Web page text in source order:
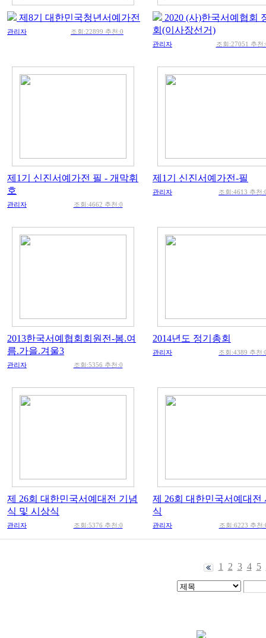
제8기 대한민국청년서예가전
관리자 조회:22899 추천:0
2020 (사)한국서예협회
회(이사장선거)
관리자 조회:27051 추천
제1기 신진서예가전 필 - 개막휘
호
관리자 조회:4662 추천:0
제1기 신진서예가전-필
관리자 조회:4613 추천
2013한국서예협회회원전-봄.여
름.가을.겨울3
관리자 조회:5356 추천:0
2014년도 정기총회
관리자 조회:4389 추천
제 26회 대한민국서예대전 기념
식 및 시상식
관리자 조회:5376 추천:0
제 26회 대한민국서예대전
식
관리자 조회:6223 추천
1 2 3 4 5